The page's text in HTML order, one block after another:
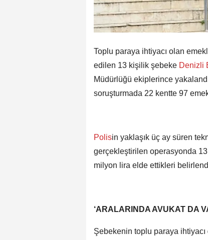
Toplu paraya ihtiyacı olan
edilen 13 kişilik şebeke Denizli
Müdürlüğü ekiplerince
soruşturmada 22 kentte 97
Polisin yaklaşık üç ay süren
gerçekleştirilen operasyonda
milyon lira elde ettikleri
‘ARALARINDA AVUKAT DA
Şebekenin toplu paraya